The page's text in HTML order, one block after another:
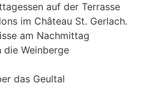
auf der Terrasse
im Château St. Gerlach.
am Nachmittag
die Weinberge
das Geultal